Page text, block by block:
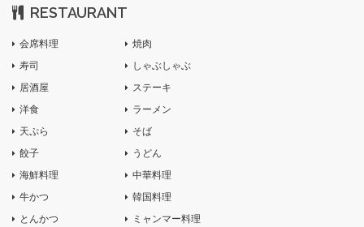
RESTAURANT
会席料理
寿司
居酒屋
洋食
天ぷら
餃子
海鮮料理
牛かつ
とんかつ
焼肉
しゃぶしゃぶ
ステーキ
ラーメン
そば
うどん
中華料理
韓国料理
ミャンマー料理